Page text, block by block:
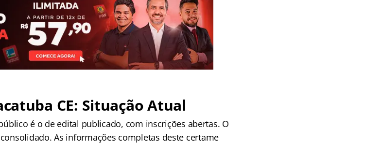
CE: Situação Atual
é o de edital publicado, com inscrições abertas. O
As informações completas deste certame